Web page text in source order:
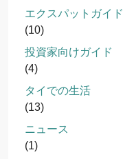
エクスパットガイド
(10)
投資家向けガイド
(4)
タイでの生活
(13)
ニュース
(1)